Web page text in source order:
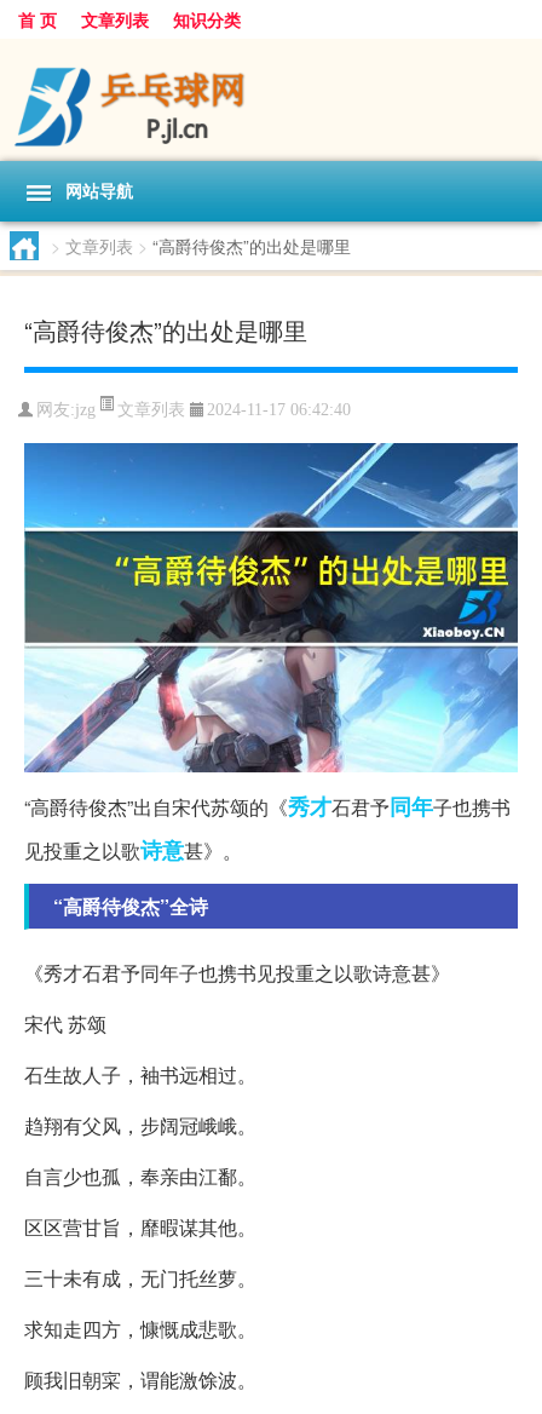
首 页 文章列表 知识分类
网站导航
> 文章列表 > “高爵待俊杰”的出处是哪里
“高爵待俊杰”的出处是哪里
网友:jzg 文章列表 2024-11-17 06:42:40
“高爵待俊杰”出自宋代苏颂的《秀才石君予同年子也携书
见投重之以歌诗意甚》。
“高爵待俊杰”全诗
《秀才石君予同年子也携书见投重之以歌诗意甚》
宋代 苏颂
石生故人子，袖书远相过。
趋翔有父风，步阔冠峨峨。
自言少也孤，奉亲由江鄱。
区区营甘旨，靡暇谋其他。
三十未有成，无门托丝萝。
求知走四方，慷慨成悲歌。
顾我旧朝寀，谓能激馀波。